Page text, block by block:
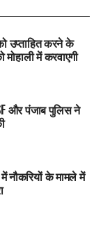
वायु गुणवत्ता
का स्तर अभी
शहर है, जहां AQI
मंडी गोबिंदगढ़
10 से 27 डिग्री
उप्ताहित करने के
में करवाएगी
और पंजाब पुलिस ने
नौकरियों के मामले में